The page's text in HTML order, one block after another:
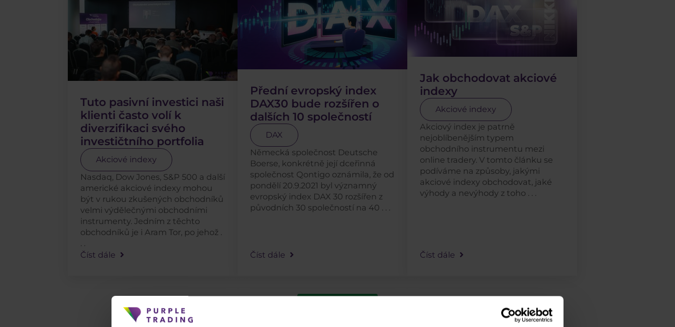
Tuto pasivní investici naši
klienti často volí k
diverzifikaci svého
investičtního portfolia
Akciové indexy
Nasdaq, Dow Jones, S&P 500 a další
americké akciové indexy mohou
být v rukou zkušených obchodníků
velmi výdělečnými obchodními
instrumenty. Jedním z těchto
obchodníků je i Aram Tor, po jehož .
. .
Číst dále
Přední evropský index
DAX30 bude rozšířen o
dalších 10 společností
DAX
Německá společnost Deutsche
Boerse, konkrétně její dceřinná
společnost Qontigo oznámila, že od
pondělí 20.9.2021 byl významný
evropský index DAX 30 rozšířen z
původních 30 společností na 40 . . .
Číst dále
Jak obchodovat akciové
indexy
Akciové indexy
Akciový index je patrně
nejoblíbenějším typem
obchodního instrumentu mezi
online tradery. V tomto článku se
podíváme na způsoby, jakými
akciové indexy obchodovat, jaké
výhody a nevýhody z toho . . .
Číst dále